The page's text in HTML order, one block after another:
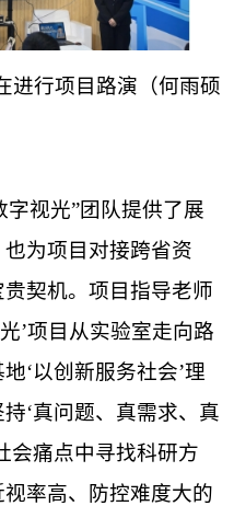
进行项目 路演 （何雨硕
字视光”团队提供了展
为项目对接跨省资
契机。项目指导老师
’项目从实验室走向路
‘以创新服务社会’理
‘真问题、真需求、真
会痛点中寻找科研方
率高、防控难度大的